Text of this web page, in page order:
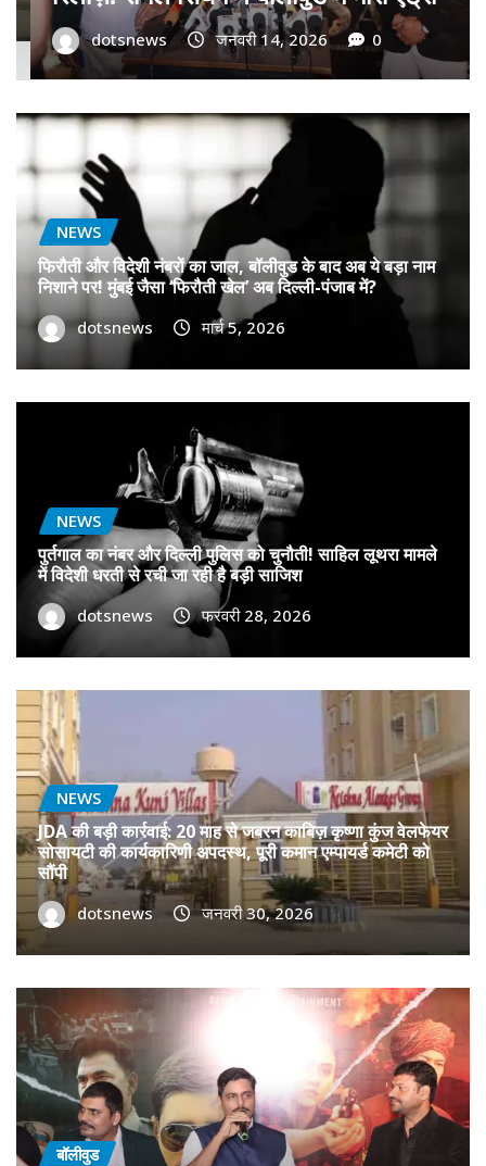
dotsnews जनवरी 9, 2026 0
NEWS
फिरौती और विदेशी नंबरों का जाल, बॉलीवुड के बाद अब ये बड़ा नाम
निशाने पर! मुंबई जैसा ‘फिरौती खेल’ अब दिल्ली-पंजाब में?
dotsnews मार्च 5, 2026
NEWS
पुर्तगाल का नंबर और दिल्ली पुलिस को चुनौती! साहिल लूथरा मामले
में विदेशी धरती से रची जा रही है बड़ी साजिश
dotsnews फरवरी 28, 2026
NEWS
JDA की बड़ी कार्रवाई: 20 माह से जबरन काबिज़ कृष्णा कुंज वेलफेयर
सोसायटी की कार्यकारिणी अपदस्थ, पूरी कमान एम्पायर्ड कमेटी को
सौंपी
dotsnews जनवरी 30, 2026
बॉलीवुड